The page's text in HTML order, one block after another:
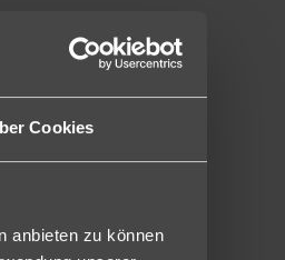
Cookies
anbieten zu können
Superior Zimmer mit 28qm etwas
mit Meerblick buchbar (DMU/MSA).
(F2M/FA2).
Fi, Sat.-TV, Safe, Klimaanlage
auf alle Behandlungen im
allerdings zusätzlich eine 20